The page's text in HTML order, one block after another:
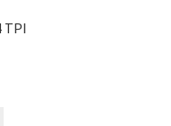
TPI